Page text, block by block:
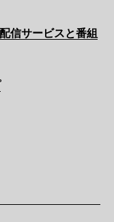
信サービスと番組